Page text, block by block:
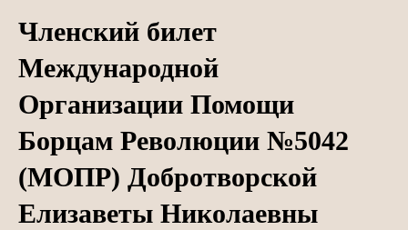
Членский билет
Международной
Организации Помощи
Борцам Революции №5042
(МОПР) Добротворской
Елизаветы Николаевны